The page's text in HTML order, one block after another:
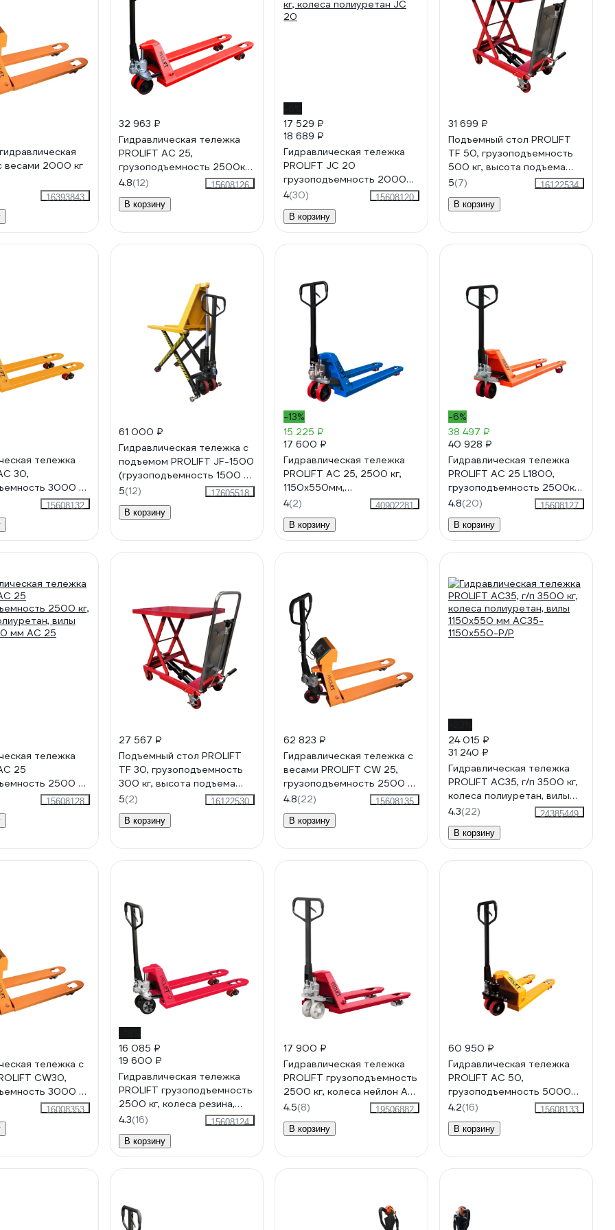
весами 2000 кг
16393843
32 963 ₽
Гидравлическая тележка
PROLIFT AC 25,
грузоподъемность 2500кг,
колеса полиуретан, вилы
1500x550мм
4.8(12)
15608126
В корзину
17 529 ₽
18 689 ₽
Гидравлическая тележка
PROLIFT JC 20
грузоподъемность 2000
кг, колеса полиуретан JC
20
4(30)
15608120
В корзину
31 699 ₽
Подъемный стол PROLIFT
TF 50, грузоподъемность
500 кг, высота подъема
900 мм, размер
платформы 820x500 мм
5(7)
16122534
В корзину
тележка
30,
3000 кг,
вилы15608132
61 000 ₽
Гидравлическая тележка с
подъемом PROLIFT JF-1500
(грузоподъемность 1500 кг,
высота подъема вил 800
мм)
5(12)
17605518
В корзину
-13%
15 225 ₽
17 600 ₽
Гидравлическая тележка
PROLIFT AC 25, 2500 кг,
1150х550мм,
полиур.колесо,дв.пол.ролик,
цвет синий AC 25-
1150x550-P/P-B
4(2)
40902281
В корзину
-6%
38 497 ₽
40 928 ₽
Гидравлическая тележка
PROLIFT AC 25 L1800,
грузоподъемность 2500кг,
колеса полиуретан, вилы
1800x550мм
4.8(20)
15608127
В корзину
тележка
25
2500 кг,
вилы
мм AC 25
15608128
27 567 ₽
Подъемный стол PROLIFT
TF 30, грузоподъемность
300 кг, высота подъема
900 мм, размер
платформы 820x500 мм
5(2)
16122530
В корзину
62 823 ₽
Гидравлическая тележка с
весами PROLIFT CW 25,
грузоподъемность 2500 кг,
1150х555 мм, колеса
полиуретан CW25
4.8(22)
15608135
В корзину
24 015 ₽
31 240 ₽
Гидравлическая тележка
PROLIFT AC35, г/п 3500 кг,
колеса полиуретан, вилы
1150x550 мм AC35-
1150x550-P/P
4.3(22)
24385449
В корзину
тележка с
CW30,
3000 кг,
колеса
CW 30
16008353
16 085 ₽
19 600 ₽
Гидравлическая тележка
PROLIFT грузоподъемность
2500 кг, колеса резина,
вилы 1150x550 мм AC 25
4.3(16)
15608124
В корзину
17 900 ₽
Гидравлическая тележка
PROLIFT грузоподъемность
2500 кг, колеса нейлон AC
25 нейлон
4.5(8)
19506882
В корзину
60 950 ₽
Гидравлическая тележка
PROLIFT AC 50,
грузоподъемность 5000
кг, колеса полиуретан, вилы
1150x550 мм
4.2(16)
15608133
В корзину